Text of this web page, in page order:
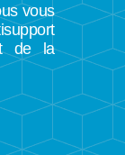
vous
de la